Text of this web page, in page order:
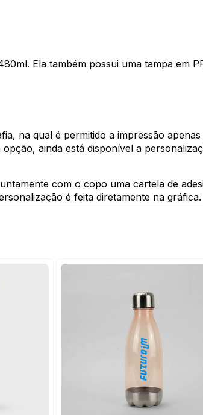
Ela também possui uma tampa em
na qual é permitido a impressão
ainda está disponível a
com o copo uma cartela de
é feita diretamente na gráfica.